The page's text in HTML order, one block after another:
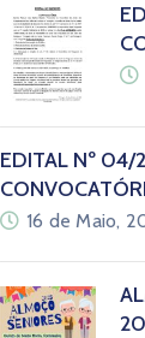
EDITAL Nº 04/
16 de Maio,